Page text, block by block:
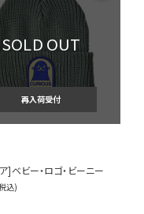
SOLD OUT
再入荷受付
]ベビー・ロゴ・ビーニー
込)